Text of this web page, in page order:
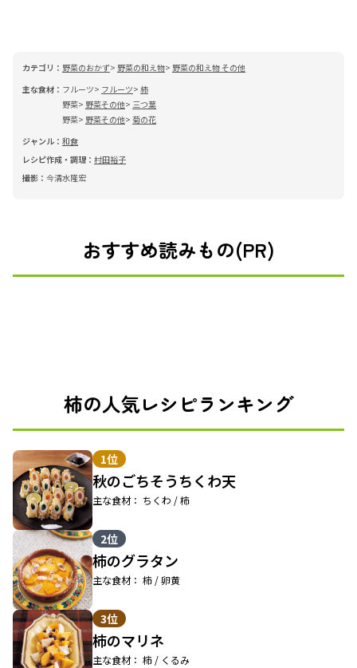
カテゴリ： 野菜のおかず 野菜の和え物
野菜の和え物 その他
主な食材： フルーツ フルーツ
柿
野菜
野菜その他
三つ葉
野菜
野菜その他 菊の花
ジャンル： 和食
レシピ作成・調理： 村田裕子
撮影： 今清水隆宏
おすすめ読みもの(PR)
柿の人気レシピランキング
1位
秋のごちそうちくわ天
主な食材： ちくわ / 柿
2位
柿のグラタン
主な食材： 柿 / 卵黄
3位
柿のマリネ
主な食材： 柿 / くるみ